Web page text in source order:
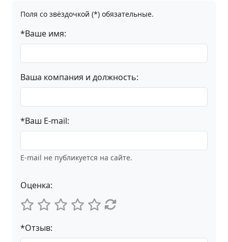
Поля со звёздочкой (*) обязательные.
*Ваше имя:
Ваша компания и должность:
*Ваш E-mail:
E-mail не публикуется на сайте.
Оценка:
*Отзыв: